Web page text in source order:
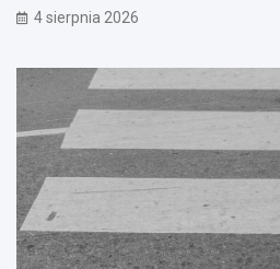
4 sierpnia 2026